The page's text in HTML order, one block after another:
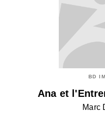
BD
Ana et
Marc